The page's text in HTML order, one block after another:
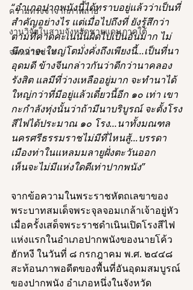
ความทรงจำจากภาพถ่าย
งานวิจัยในสามจังหวัดชายแดนภาคใต้
จดหมายข่าว
“อำเภอปากพนังนี้ได้ทราบอยู่แล้วว่าเป็นที่
สำคัญอย่างไร แต่เมื่อไปถึงที่ ยังรู้สึกว่า
ตามที่คาดคะเนนั้นผิดไปเป็นอันมาก ไม่
นึกว่าจะใหญ่โตมั่งคั่งถึงเพียงนี้…เป็นที่นา
อุดมดี ข้างจีนกล่าวกันว่าดีกว่านาคลอง
รังสิต แลมีที่ว่างเหลืออยู่มาก จะทำนาได้
ใหญ่กว่าที่มีอยู่แล้วเดี๋ยวนี้อีก ๑๐ เท่า เขา
กะกำลังทุ่งนั้นว่าถ้ามีนาบริบูรณ์ จะตั้งโรง
สีไฟได้ประมาณ ๑๐ โรง…นาทั้งมณฑล
นครศรีธรรมราชไม่มีที่ไหนสู้...บรรดา
เมืองท่าในแหลมมลายูฝั่งตะวันออก
เห็นจะไม่มีแห่งใดดีเท่าปากพนัง”
จากข้อความในพระราชหัตถเลขาของ
พระบาทสมเด็จพระจุลจอมเกล้าเจ้าอยู่หัว
เมื่อครั้งเสด็จพระราชดำเนินเปิดโรงสีไฟ
แห่งแรกในอำเภอปากพนังของนายโค้ว
ฮักหงี ในวันที่ ๘ กรกฎาคม พ.ศ. ๒๔๔๘
สะท้อนภาพอดีตของพื้นที่อันอุดมสมบูรณ์
ของปากพนัง อำเภอหนึ่งในจังหวัด